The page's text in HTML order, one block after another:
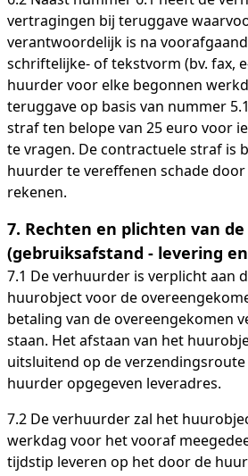
vertragingen bij teruggave
verantwoordelijk is na
schriftelijke- of tekstvorm (bv. fax,
huurder voor elke begonnen
teruggave op basis van nummer
straf ten belope van 25 euro voor
te vragen. De contractuele straf is
huurder te vereffenen schade
rekenen.
7. Rechten en plichten van
(gebruiksafstand - levering
7.1 De verhuurder is verplicht aan
huurobject voor de
betaling van de overeengekomen
staan. Het afstaan van het
uitsluitend op de
huurder opgegeven leveradres.
7.2 De verhuurder zal het
werkdag voor het vooraf
tijdstip leveren op het door de